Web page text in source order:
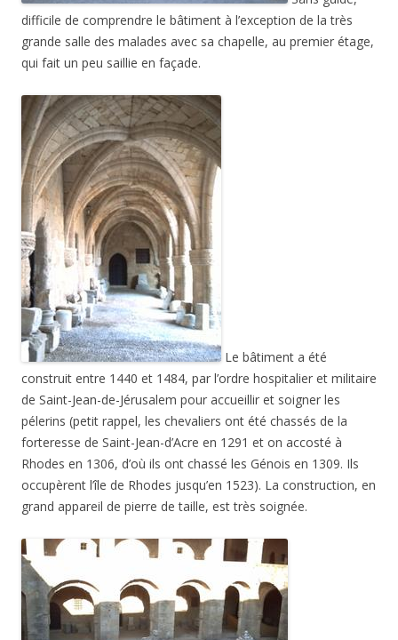
difficile de comprendre le bâtiment à l’exception de la très
grande salle des malades avec sa chapelle, au premier étage,
qui fait un peu saillie en façade.
Le bâtiment a été
construit entre 1440 et 1484, par l’ordre hospitalier et militaire
de Saint-Jean-de-Jérusalem pour accueillir et soigner les
pélerins (petit rappel, les chevaliers ont été chassés de la
forteresse de Saint-Jean-d’Acre en 1291 et on accosté à
Rhodes en 1306, d’où ils ont chassé les Génois en 1309. Ils
occupèrent l’île de Rhodes jusqu’en 1523). La construction, en
grand appareil de pierre de taille, est très soignée.